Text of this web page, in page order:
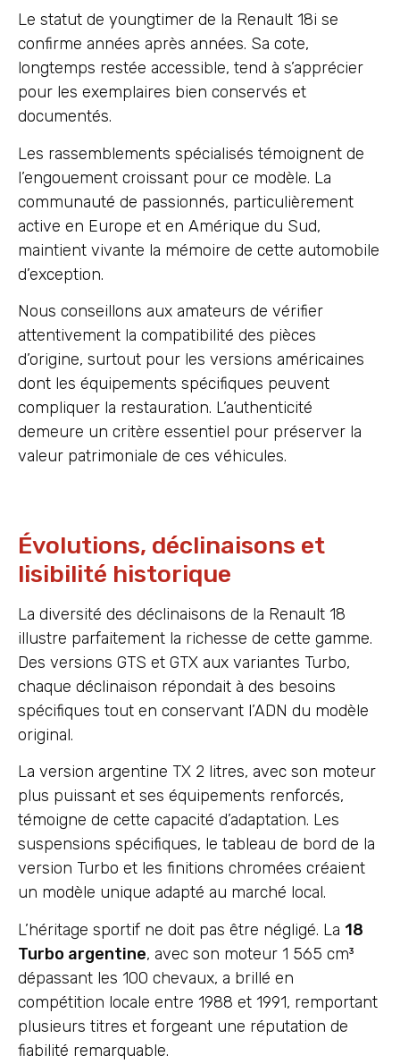
Le statut de youngtimer de la Renault 18i se
confirme années après années. Sa cote,
longtemps restée accessible, tend à s’apprécier
pour les exemplaires bien conservés et
documentés.
Les rassemblements spécialisés témoignent de
l’engouement croissant pour ce modèle. La
communauté de passionnés, particulièrement
active en Europe et en Amérique du Sud,
maintient vivante la mémoire de cette automobile
d’exception.
Nous conseillons aux amateurs de vérifier
attentivement la compatibilité des pièces
d’origine, surtout pour les versions américaines
dont les équipements spécifiques peuvent
compliquer la restauration. L’authenticité
demeure un critère essentiel pour préserver la
valeur patrimoniale de ces véhicules.
Évolutions, déclinaisons et
lisibilité historique
La diversité des déclinaisons de la Renault 18
illustre parfaitement la richesse de cette gamme.
Des versions GTS et GTX aux variantes Turbo,
chaque déclinaison répondait à des besoins
spécifiques tout en conservant l’ADN du modèle
original.
La version argentine TX 2 litres, avec son moteur
plus puissant et ses équipements renforcés,
témoigne de cette capacité d’adaptation. Les
suspensions spécifiques, le tableau de bord de la
version Turbo et les finitions chromées créaient
un modèle unique adapté au marché local.
L’héritage sportif ne doit pas être négligé. La 18
Turbo argentine, avec son moteur 1 565 cm³
dépassant les 100 chevaux, a brillé en
compétition locale entre 1988 et 1991, remportant
plusieurs titres et forgeant une réputation de
fiabilité remarquable.